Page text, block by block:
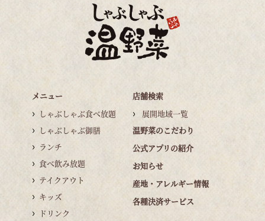
メニュー
しゃぶしゃぶ食べ放題
しゃぶしゃぶ御膳
ランチ
食べ飲み放題
テイクアウト
キッズ
ドリンク
店舗検索
展開地域一覧
温野菜のこだわり
公式アプリの紹介
お知らせ
産地・アレルギー情報
各種決済サービス